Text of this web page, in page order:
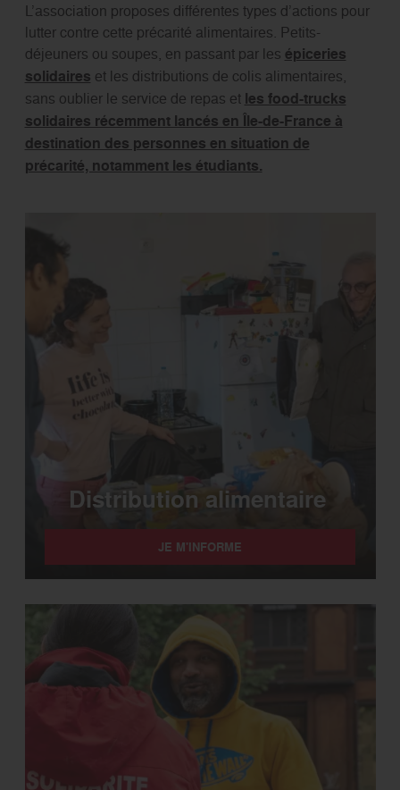
L’association proposes différentes types d’actions pour
lutter contre cette précarité alimentaires. Petits-
déjeuners ou soupes, en passant par les épiceries
solidaires et les distributions de colis alimentaires,
sans oublier le service de repas et les food-trucks
solidaires récemment lancés en Île-de-France à
destination des personnes en situation de
précarité, notamment les étudiants.
Distribution alimentaire
JE M'INFORME